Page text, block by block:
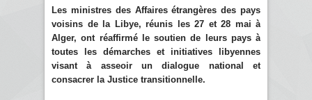
Les ministres des Affaires étrangères des pays
voisins de la Libye, réunis les 27 et 28 mai à
Alger, ont réaffirmé le soutien de leurs pays à
toutes les démarches et initiatives libyennes
visant à asseoir un dialogue national et
consacrer la Justice transitionnelle.